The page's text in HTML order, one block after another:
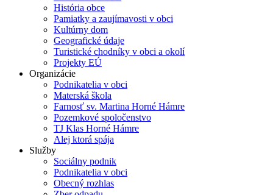
História obce
Pamiatky a zaujímavosti v obci
Kultúrny dom
Geografické údaje
Turistické chodníky v obci a okolí
Projekty EÚ
Organizácie
Podnikatelia v obci
Materská škola
Farnosť sv. Martina Horné Hámre
Pozemkové spoločenstvo
TJ Klas Horné Hámre
Alej ktorá spája
Služby
Sociálny podnik
Podnikatelia v obci
Obecný rozhlas